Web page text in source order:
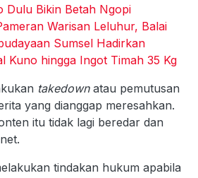
Dulu Bikin Betah Ngopi
Warisan Leluhur, Balai
Sumsel Hadirkan
Kuno hingga Ingot Timah 35 Kg
takedownatau pemutusan
yang dianggap meresahkan.
itu tidak lagi beredar dan
tindakan hukum apabila